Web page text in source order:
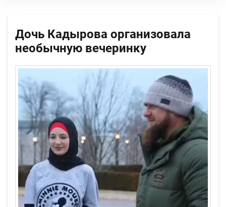
Дочь Кадырова организовала
необычную вечеринку